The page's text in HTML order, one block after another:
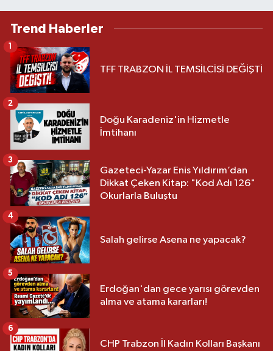
Trend Haberler
TFF TRABZON İL TEMSİLCİSİ DEĞİŞTİ
1
Doğu Karadeniz'in Hizmetle
İmtihanı
2
Gazeteci-Yazar Enis Yıldırım’dan
Dikkat Çeken Kitap: "Kod Adı 126"
Okurlarla Buluştu
3
Salah gelirse Asena ne yapacak?
4
Erdoğan'dan gece yarısı görevden
alma ve atama kararları!
5
CHP Trabzon İl Kadın Kolları Başkanı
6